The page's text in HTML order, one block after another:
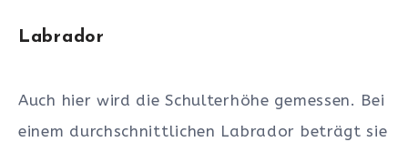
Labrador
Auch hier wird die Schulterhöhe gemessen. Bei
einem durchschnittlichen Labrador beträgt sie